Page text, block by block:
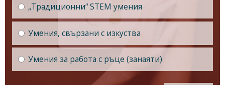
„Традиционни“ STEM умения
Умения, свързани с изкуства
Умения за работа с ръце (занаяти)